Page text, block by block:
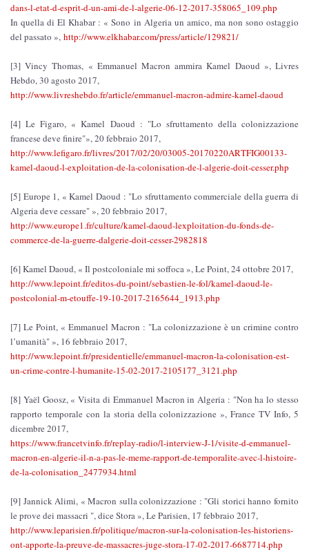
dans-l-etat-d-esprit-d-un-ami-de-l-algerie-06-12-2017-358065_109.php
In quella di El Khabar : « Sono in Algeria un amico, ma non sono ostaggio
del passato », http://www.elkhabar.com/press/article/129821/
[3] Vincy Thomas, « Emmanuel Macron ammira Kamel Daoud », Livres
Hebdo, 30 agosto 2017,
http://www.livreshebdo.fr/article/emmanuel-macron-admire-kamel-daoud
[4] Le Figaro, « Kamel Daoud : "Lo sfruttamento della colonizzazione
francese deve finire"», 20 febbraio 2017,
http://www.lefigaro.fr/livres/2017/02/20/03005-20170220ARTFIG00133-
kamel-daoud-l-exploitation-de-la-colonisation-de-l-algerie-doit-cesser.php
[5] Europe 1, « Kamel Daoud : "Lo sfruttamento commerciale della guerra di
Algeria deve cessare" », 20 febbraio 2017,
http://www.europe1.fr/culture/kamel-daoud-lexploitation-du-fonds-de-
commerce-de-la-guerre-dalgerie-doit-cesser-2982818
[6] Kamel Daoud, « Il postcoloniale mi soffoca », Le Point, 24 ottobre 2017,
http://www.lepoint.fr/editos-du-point/sebastien-le-fol/kamel-daoud-le-
postcolonial-m-etouffe-19-10-2017-2165644_1913.php
[7] Le Point, « Emmanuel Macron : "La colonizzazione è un crimine contro
l’umanità" », 16 febbraio 2017,
http://www.lepoint.fr/presidentielle/emmanuel-macron-la-colonisation-est-
un-crime-contre-l-humanite-15-02-2017-2105177_3121.php
[8] Yaël Goosz, « Visita di Emmanuel Macron in Algeria : "Non ha lo stesso
rapporto temporale con la storia della colonizzazione », France TV Info, 5
dicembre 2017,
https://www.francetvinfo.fr/replay-radio/l-interview-J-1/visite-d-emmanuel-
macron-en-algerie-il-n-a-pas-le-meme-rapport-de-temporalite-avec-l-histoire-
de-la-colonisation_2477934.html
[9] Jannick Alimi, « Macron sulla colonizzazione : "Gli storici hanno fornito
le prove dei massacri ", dice Stora », Le Parisien, 17 febbraio 2017,
http://www.leparisien.fr/politique/macron-sur-la-colonisation-les-historiens-
ont-apporte-la-preuve-de-massacres-juge-stora-17-02-2017-6687714.php